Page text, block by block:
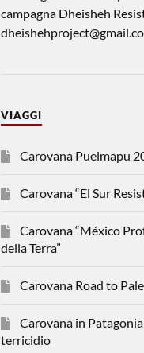
campagna Dheisheh
VIAGGI
Carovana Puelmapu
Carovana “El Sur
Carovana “México
della Terra”
Carovana Road to
Carovana in
terricidio